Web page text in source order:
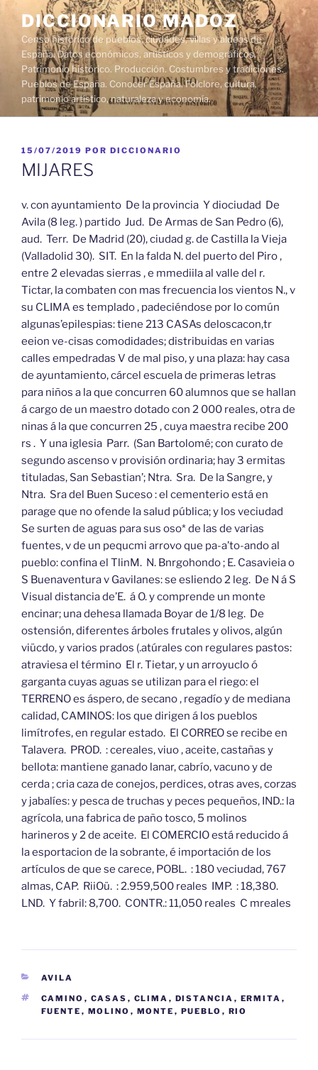
contenido
DICCIONARIO MADOZ
Censo histórico de pueblos, ciudades, villas y aldeas de
España. Datos económicos, artísticos y demográficos.
Patrimonio histórico. Producción. Costumbres y tradiciones.
Pueblos de España. Conocer España. Folclore, cultura,
patrimonio artístico, naturaleza y economía.
PUBLICADO
EL
15/07/2019 POR DICCIONARIO
MIJARES
v. con ayuntamiento De la provincia Y diociudad De
Avila (8 leg. ) partido Jud. De Armas de San Pedro (6),
aud. Terr. De Madrid (20), ciudad g. de Castilla la Vieja
(Valladolid 30). SIT. En la falda N. del puerto del Piro ,
entre 2 elevadas sierras , e mmediila al valle del r.
Tictar, la combaten con mas frecuencia los vientos N., v
su CLIMA es templado , padeciéndose por lo común
algunas’epilespias: tiene 213 CASAs deloscacon,tr
eeion ve-cisas comodidades; distribuidas en varias
calles empedradas V de mal piso, y una plaza: hay casa
de ayuntamiento, cárcel escuela de primeras letras
para niños a la que concurren 60 alumnos que se hallan
á cargo de un maestro dotado con 2 000 reales, otra de
ninas á la que concurren 25 , cuya maestra recibe 200
rs . Y una iglesia Parr. (San Bartolomé; con curato de
segundo ascenso v provisión ordinaria; hay 3 ermitas
tituladas, San Sebastian’; Ntra. Sra. De la Sangre, y
Ntra. Sra del Buen Suceso : el cementerio está en
parage que no ofende la salud pública; y los veciudad
Se surten de aguas para sus oso* de las de varias
fuentes, v de un pequcmi arrovo que pa-a’to-ando al
pueblo: confina el TlinM. N. Bnrgohondo ; E. Casavieia o
S Buenaventura v Gavilanes: se esliendo 2 leg. De N á S
Visual distancia de’E. á O. y comprende un monte
encinar; una dehesa llamada Boyar de 1/8 leg. De
ostensión, diferentes árboles frutales y olivos, algún
viücdo, y varios prados (.atúrales con regulares pastos:
atraviesa el término El r. Tietar, y un arroyuclo ó
garganta cuyas aguas se utilizan para el riego: el
TERRENO es áspero, de secano , regadío y de mediana
calidad, CAMINOS: los que dirigen á los pueblos
limítrofes, en regular estado. El CORREO se recibe en
Talavera. PROD. : cereales, viuo , aceite, castañas y
bellota: mantiene ganado lanar, cabrío, vacuno y de
cerda ; cria caza de conejos, perdices, otras aves, corzas
y jabalíes: y pesca de truchas y peces pequeños, IND.: la
agrícola, una fabrica de paño tosco, 5 molinos
harineros y 2 de aceite. El COMERCIO está reducido á
la esportacion de la sobrante, é importación de los
artículos de que se carece, POBL. : 180 veciudad, 767
almas, CAP. RiiOü. : 2.959,500 reales IMP. : 18,380.
LND. Y fabril: 8,700. CONTR.: 11,050 reales C mreales
CATEGORÍAS
AVILA
ETIQUETAS
CAMINO , CASAS , CLIMA , DISTANCIA , ERMITA ,
FUENTE , MOLINO , MONTE , PUEBLO , RIO